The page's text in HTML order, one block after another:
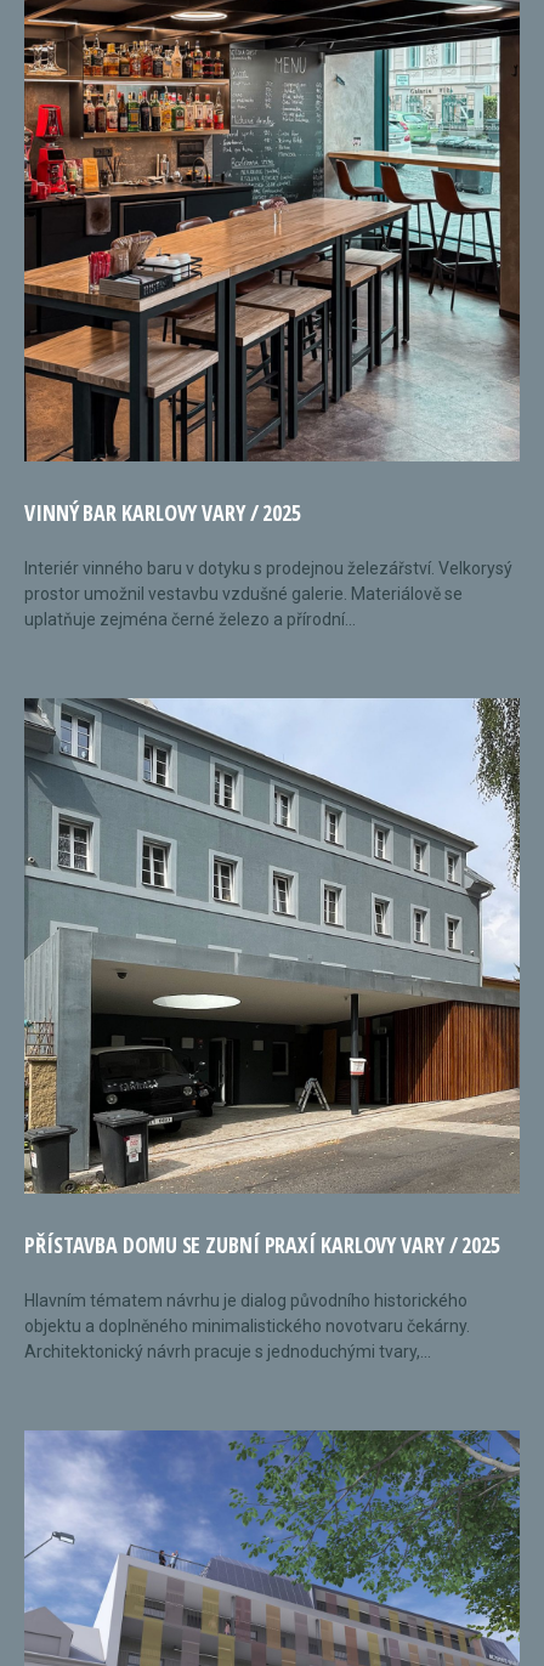
VINNÝ BAR KARLOVY VARY / 2025
Interiér vinného baru v dotyku s prodejnou železářství. Velkorysý
prostor umožnil vestavbu vzdušné galerie. Materiálově se
uplatňuje zejména černé železo a přírodní...
PŘÍSTAVBA DOMU SE ZUBNÍ PRAXÍ KARLOVY VARY / 2025
Hlavním tématem návrhu je dialog původního historického
objektu a doplněného minimalistického novotvaru čekárny.
Architektonický návrh pracuje s jednoduchými tvary,...